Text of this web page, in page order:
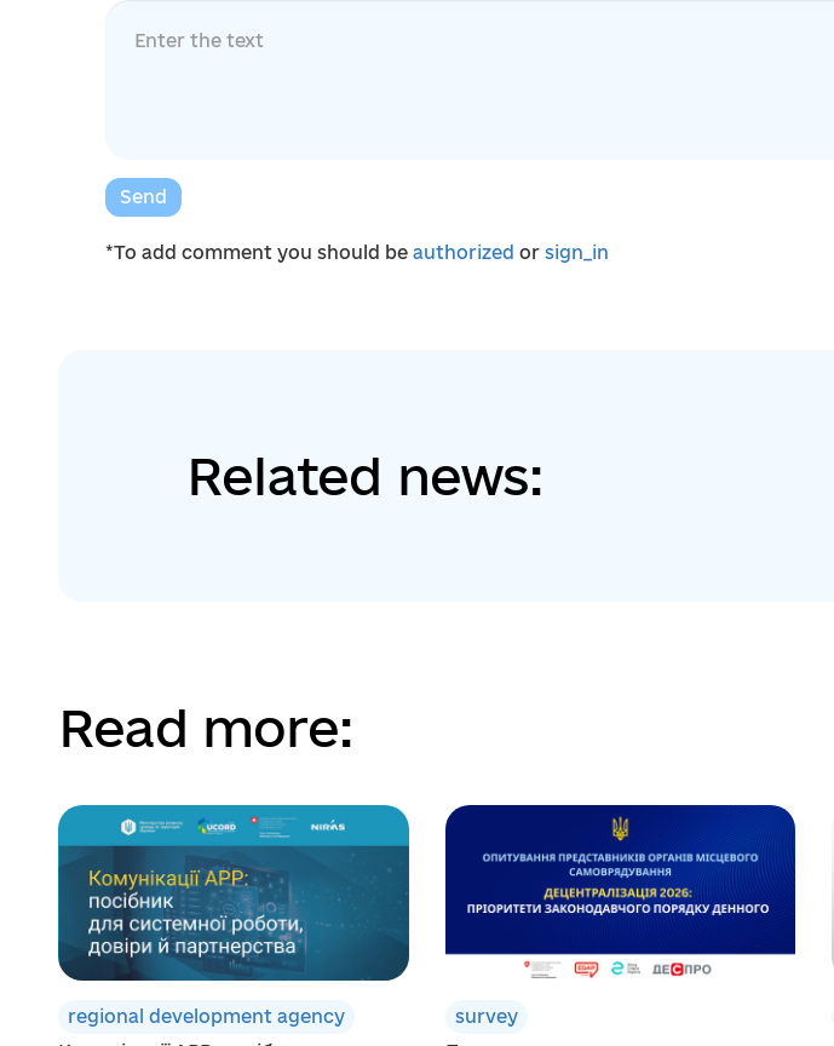
Send
*To add comment you should be authorized or sign_in
Related news:
Read more:
regional development agency
survey